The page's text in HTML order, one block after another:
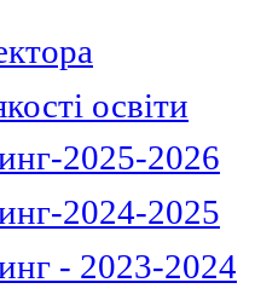
освіти
2025-2026
2024-2025
- 2023-2024